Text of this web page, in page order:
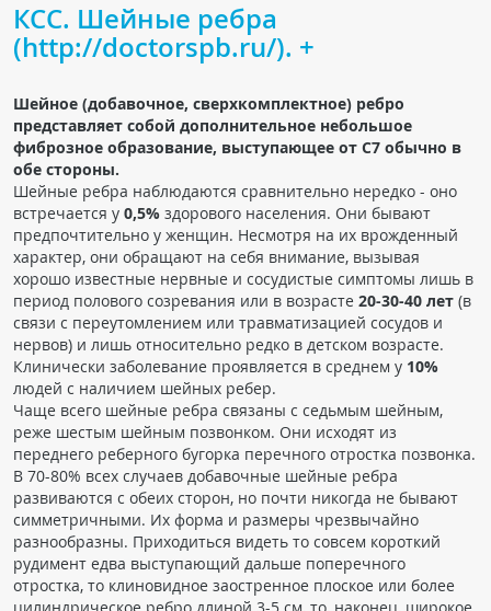
Форум
Чат RADIOMED
ОБРАЗОВАНИЕ
Интерактивные задания
Презентации
Публикации
Видео
Журнал "Лучевая диагностика и терапия"
КНИЖНЫЙ МАГАЗИН
КСС. Шейные ребра
(http://doctorspb.ru/). +
Шейное (добавочное, сверхкомплектное) ребро
представляет собой дополнительное небольшое
фиброзное образование, выступающее от С7 обычно в
обе стороны.
Шейные ребра наблюдаются сравнительно нередко - оно
встречается у 0,5% здорового населения. Они бывают
предпочтительно у женщин. Несмотря на их врожденный
характер, они обращают на себя внимание, вызывая
хорошо известные нервные и сосудистые симптомы лишь в
период полового созревания или в возрасте 20-30-40 лет (в
связи с переутомлением или травматизацией сосудов и
нервов) и лишь относительно редко в детском возрасте.
Клинически заболевание проявляется в среднем у 10%
людей с наличием шейных ребер.
Чаще всего шейные ребра связаны с седьмым шейным,
реже шестым шейным позвонком. Они исходят из
переднего реберного бугорка перечного отростка позвонка.
В 70-80% всех случаев добавочные шейные ребра
развиваются с обеих сторон, но почти никогда не бывают
симметричными. Их форма и размеры чрезвычайно
разнообразны. Приходиться видеть то совсем короткий
рудимент едва выступающий дальше поперечного
отростка, то клиновидное заостренное плоское или более